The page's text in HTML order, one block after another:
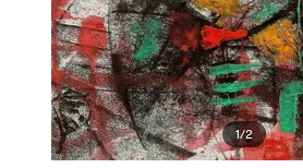
1/2